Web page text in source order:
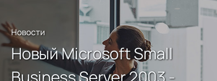
Новости
Новый Microsoft Small